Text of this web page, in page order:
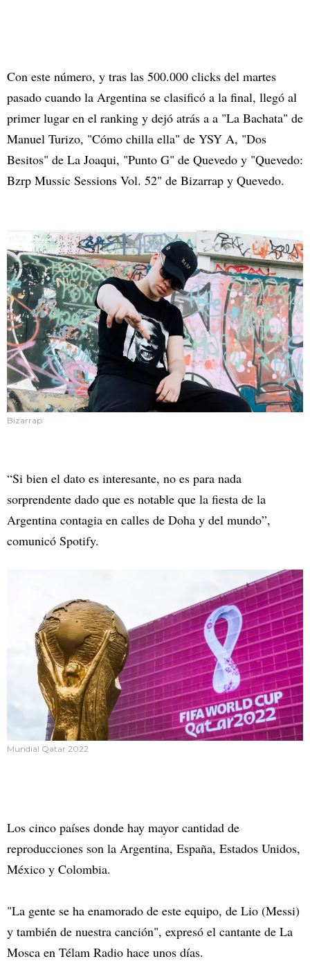
Con este número, y tras las 500.000 clicks del martes
pasado cuando la Argentina se clasificó a la final, llegó al
primer lugar en el ranking y dejó atrás a a "La Bachata" de
Manuel Turizo, "Cómo chilla ella" de YSY A, "Dos
Besitos" de La Joaqui, "Punto G" de Quevedo y "Quevedo:
Bzrp Mussic Sessions Vol. 52" de Bizarrap y Quevedo.
Bizarrap
“Si bien el dato es interesante, no es para nada
sorprendente dado que es notable que la fiesta de la
Argentina contagia en calles de Doha y del mundo”,
comunicó Spotify.
Mundial Qatar 2022
Los cinco países donde hay mayor cantidad de
reproducciones son la Argentina, España, Estados Unidos,
México y Colombia.
"La gente se ha enamorado de este equipo, de Lio (Messi)
y también de nuestra canción", expresó el cantante de La
Mosca en Télam Radio hace unos días.